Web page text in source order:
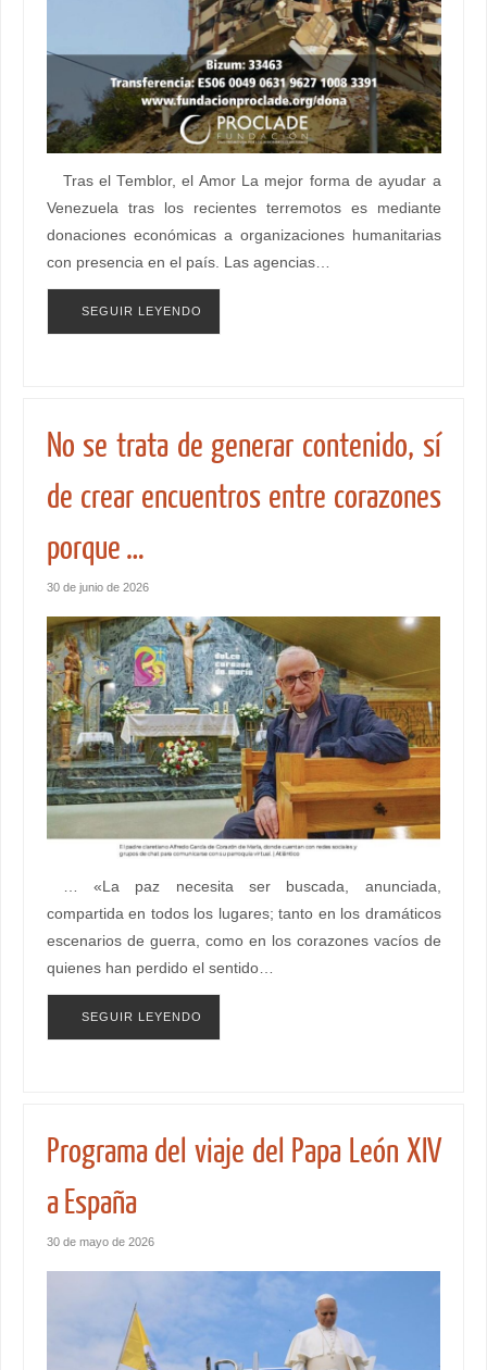
Tras el Temblor, el Amor La mejor forma de ayudar a
Venezuela tras los recientes terremotos es mediante
donaciones económicas a organizaciones humanitarias
con presencia en el país. Las agencias…
SEGUIR LEYENDO
No se trata de generar contenido, sí
de crear encuentros entre corazones
porque …
30 de junio de 2026
… «La paz necesita ser buscada, anunciada,
compartida en todos los lugares; tanto en los dramáticos
escenarios de guerra, como en los corazones vacíos de
quienes han perdido el sentido…
SEGUIR LEYENDO
Programa del viaje del Papa León XIV
a España
30 de mayo de 2026